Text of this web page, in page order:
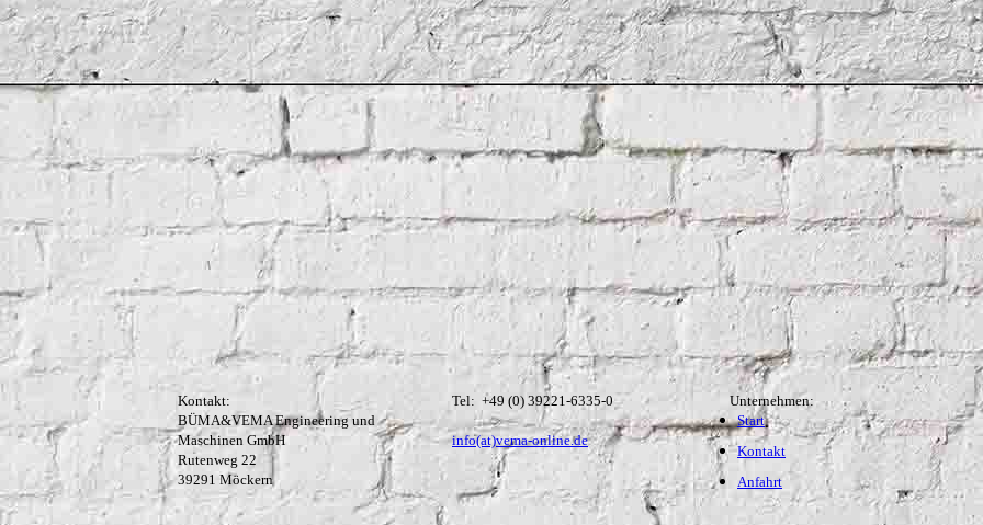
Kontakt:
BÜMA&VEMA Engineering und
Maschinen GmbH
Rutenweg 22
39291 Möckern
Tel: +49 (0) 39221-6335-0
info(at)vema-online.de
Unternehmen:
Start
Kontakt
Anfahrt